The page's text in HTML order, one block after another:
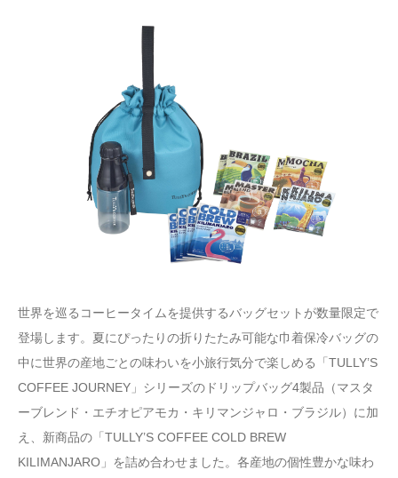
世界を巡るコーヒータイムを提供するバッグセットが数量限定で
登場します。夏にぴったりの折りたたみ可能な巾着保冷バッグの
中に世界の産地ごとの味わいを小旅行気分で楽しめる「TULLY’S
COFFEE JOURNEY」シリーズのドリップバッグ4製品（マスタ
ーブレンド・エチオピアモカ・キリマンジャロ・ブラジル）に加
え、新商品の「TULLY’S COFFEE COLD BREW
KILIMANJARO」を詰め合わせました。各産地の個性豊かな味わ